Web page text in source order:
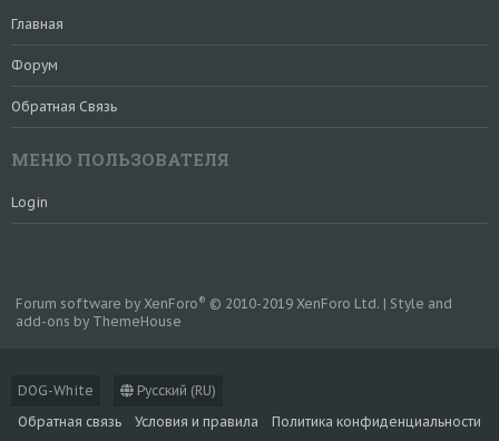
Главная
Форум
Обратная Связь
МЕНЮ ПОЛЬЗОВАТЕЛЯ
Login
DOG-White
Русский (RU)
Обратная связь
Условия и правила Политика конфиденциальности
Forum software by XenForo® © 2010-2019 XenForo Ltd. | Style and
add-ons by ThemeHouse